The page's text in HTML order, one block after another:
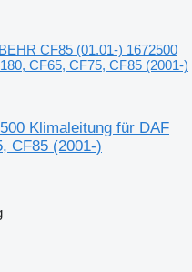
CF85 (01.01-) 1672500
CF65, CF75, CF85 (2001-)
Klimaleitung für DAF
CF85 (2001-)